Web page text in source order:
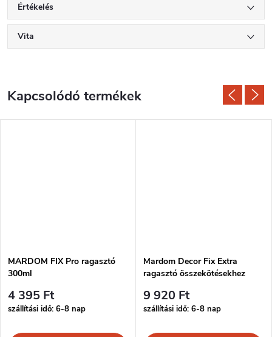
Értékelés
Vita
Kapcsolódó termékek
MARDOM FIX Pro ragasztó
300ml
4 395 Ft
szállítási idő: 6-8 nap
Mardom Decor Fix Extra
ragasztó összekötésekhez
9 920 Ft
szállítási idő: 6-8 nap